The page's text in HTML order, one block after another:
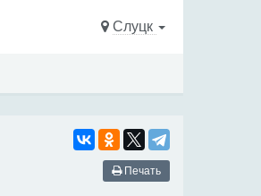
Слуцк
Печать